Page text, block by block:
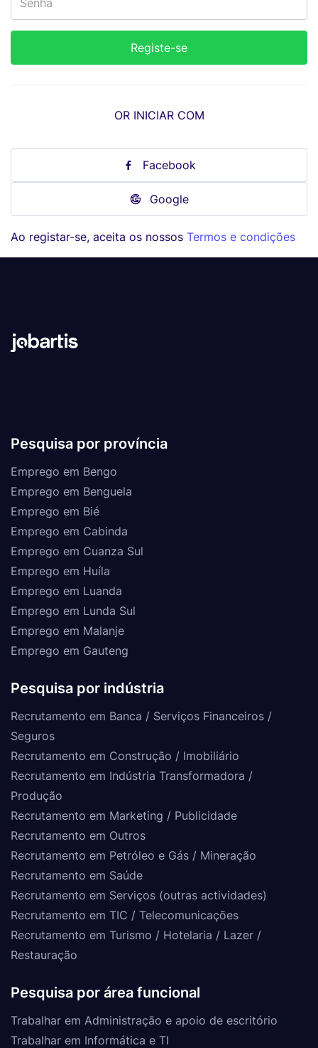
OR INICIAR COM
Facebook
Google
Ao registar-se, aceita os nossos Termos e condições
Pesquisa por província
Emprego em Bengo
Emprego em Benguela
Emprego em Bié
Emprego em Cabinda
Emprego em Cuanza Sul
Emprego em Huíla
Emprego em Luanda
Emprego em Lunda Sul
Emprego em Malanje
Emprego em Gauteng
Pesquisa por indústria
Recrutamento em Banca / Serviços Financeiros /
Seguros
Recrutamento em Construção / Imobiliário
Recrutamento em Indústria Transformadora /
Produção
Recrutamento em Marketing / Publicidade
Recrutamento em Outros
Recrutamento em Petróleo e Gás / Mineração
Recrutamento em Saúde
Recrutamento em Serviços (outras actividades)
Recrutamento em TIC / Telecomunicações
Recrutamento em Turismo / Hotelaria / Lazer /
Restauração
Pesquisa por área funcional
Trabalhar em Administração e apoio de escritório
Trabalhar em Informática e TI